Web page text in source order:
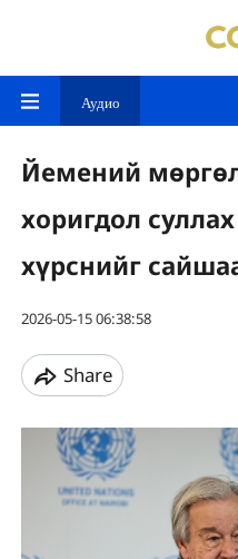
Аудио
Йемений
хоригдол
хүрснийг
2026-05-15 06:38:58
Share